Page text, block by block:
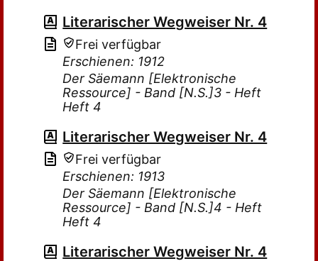
Literarischer Wegweiser Nr. 4
Frei verfügbar
Erschienen: 1912
Der Säemann [Elektronische
Ressource] - Band [N.S.]3 - Heft
Heft 4
Literarischer Wegweiser Nr. 4
Frei verfügbar
Erschienen: 1913
Der Säemann [Elektronische
Ressource] - Band [N.S.]4 - Heft
Heft 4
Literarischer Wegweiser Nr. 4